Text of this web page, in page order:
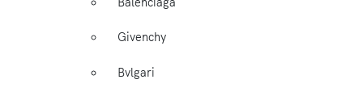
Givenchy
Bvlgari